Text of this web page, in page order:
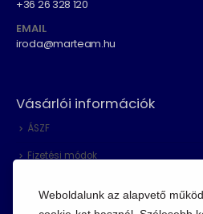
Weboldalunk az alapvető
+36 26 328 120
EMAIL
iroda@marteam.hu
Vásárlói információk
ÁSZF
Fizetési módok
Cookie szabályzat